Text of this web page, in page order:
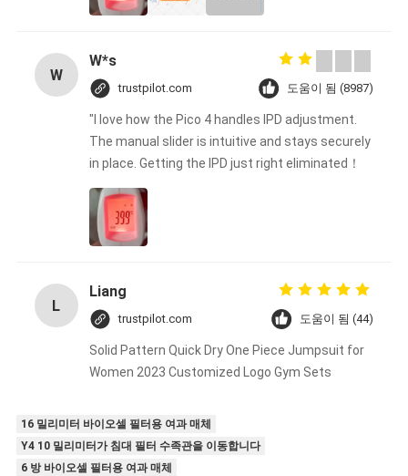
W
W*s
trustpilot.com 도움이 됨 (8987)
"I love how the Pico 4 handles IPD adjustment.
The manual slider is intuitive and stays securely
in place. Getting the IPD just right eliminated！
L
Liang
trustpilot.com 도움이 됨 (44)
Solid Pattern Quick Dry One Piece Jumpsuit for
Women 2023 Customized Logo Gym Sets
16 밀리미터 바이오셀 필터용 여과 매체
Y4 10 밀리미터가 침대 필터 수족관을 이동합니다
6 방 바이오셀 필터용 여과 매체